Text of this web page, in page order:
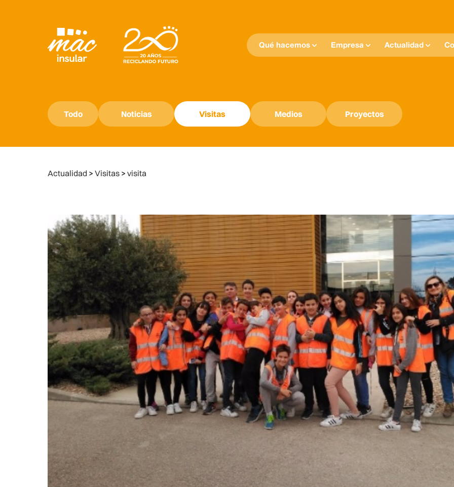
Qué hacemos Empresa Actualidad
Todo Noticias Visitas Medios Proyectos
Actualidad > Visitas > visita